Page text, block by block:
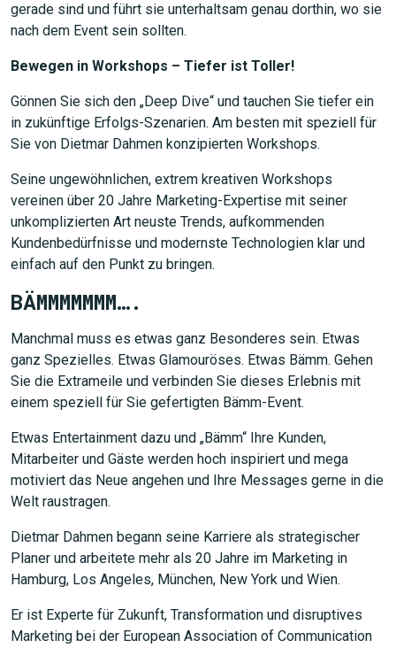
gerade sind und führt sie unterhaltsam genau dorthin, wo sie
nach dem Event sein sollten.
Bewegen in Workshops – Tiefer ist Toller!
Gönnen Sie sich den „Deep Dive“ und tauchen Sie tiefer ein
in zukünftige Erfolgs-Szenarien. Am besten mit speziell für
Sie von Dietmar Dahmen konzipierten Workshops.
Seine ungewöhnlichen, extrem kreativen Workshops
vereinen über 20 Jahre Marketing-Expertise mit seiner
unkomplizierten Art neuste Trends, aufkommenden
Kundenbedürfnisse und modernste Technologien klar und
einfach auf den Punkt zu bringen.
BÄMMMMMMM….
Manchmal muss es etwas ganz Besonderes sein. Etwas
ganz Spezielles. Etwas Glamouröses. Etwas Bämm. Gehen
Sie die Extrameile und verbinden Sie dieses Erlebnis mit
einem speziell für Sie gefertigten Bämm-Event.
Etwas Entertainment dazu und „Bämm“ Ihre Kunden,
Mitarbeiter und Gäste werden hoch inspiriert und mega
motiviert das Neue angehen und Ihre Messages gerne in die
Welt raustragen.
Dietmar Dahmen begann seine Karriere als strategischer
Planer und arbeitete mehr als 20 Jahre im Marketing in
Hamburg, Los Angeles, München, New York und Wien.
Er ist Experte für Zukunft, Transformation und disruptives
Marketing bei der European Association of Communication
JETZT SUCHEN